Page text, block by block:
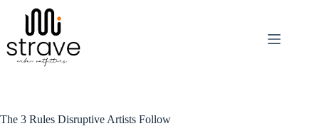
contenido
The 3 Rules Disruptive Artists Follow